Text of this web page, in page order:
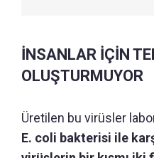
İNSANLAR İÇİN
OLUŞTURMUYOR
Üretilen bu virüsler
E. coli bakterisi ile